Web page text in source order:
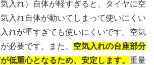
入れ）自体が軽すぎると、タイヤに空
入れ自体が動いてしまって使いにくい
れが重すぎても使いにくいです。空気
必要です。また、 空気入れの台座部分
低重心となるため、安定します。 重量